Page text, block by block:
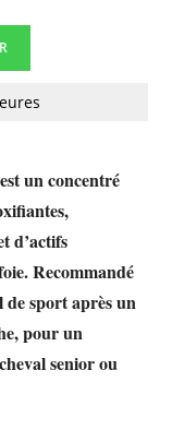
un concentré
d’actifs
Recommandé
sport après un
pour un
senior ou